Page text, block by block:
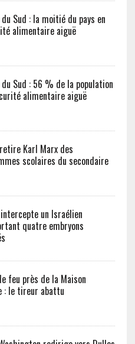
du Sud : la moitié du pays en
alimentaire aiguë
du Sud : 56 % de la population
alimentaire aiguë
Karl Marx des
scolaires du secondaire
un Israélien
quatre embryons
feu près de la Maison
: le tireur abattu